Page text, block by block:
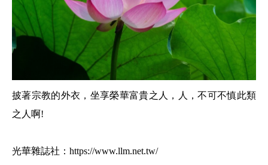
披著宗教的外衣，坐享榮華富貴之人，人，不可不慎此類
之人啊!
光華雜誌社：https://www.llm.net.tw/